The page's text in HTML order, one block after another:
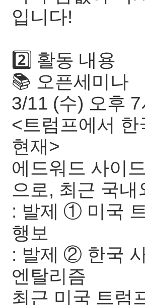
입니다!
2️⃣ 활동 내용
📚 오픈세미나
3/11 (수) 오후
<트럼프에서
현재>
에드워드 사이
으로, 최근 국
: 발제 ① 미국
행보
: 발제 ② 한국
엔탈리즘
최근 미국 트럼